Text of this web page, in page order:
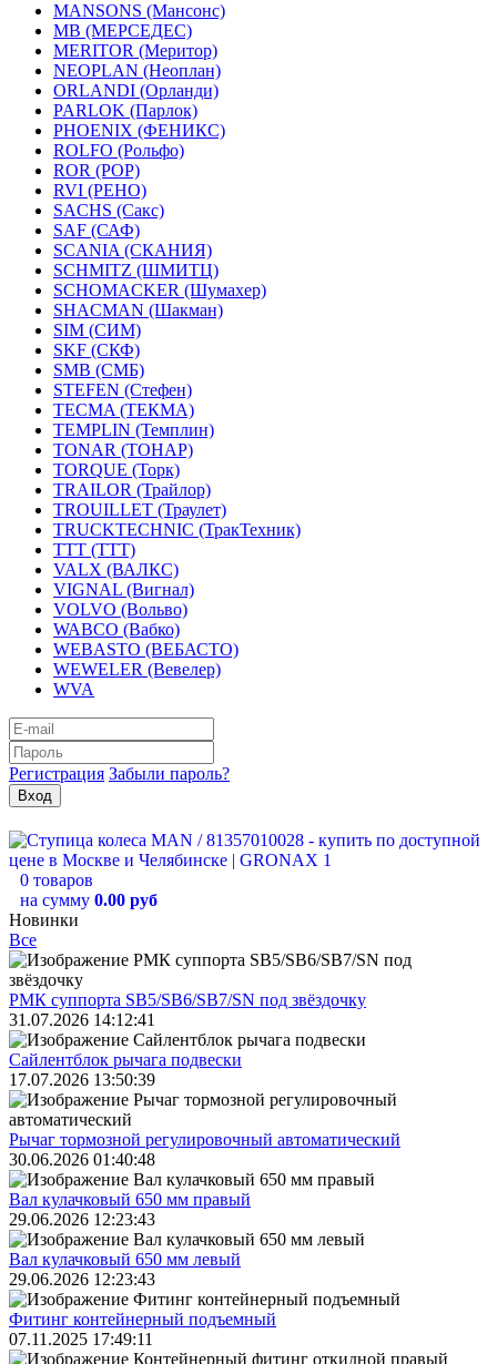
MANSONS (Мансонс)
MB (МЕРСЕДЕС)
MERITOR (Меритор)
NEOPLAN (Неоплан)
ORLANDI (Орланди)
PARLOK (Парлок)
PHOENIX (ФЕНИКС)
ROLFO (Рольфо)
ROR (РОР)
RVI (РЕНО)
SACHS (Сакс)
SAF (САФ)
SCANIA (СКАНИЯ)
SCHMITZ (ШМИТЦ)
SCHOMACKER (Шумахер)
SHACMAN (Шакман)
SIM (СИМ)
SKF (СКФ)
SMB (СМБ)
STEFEN (Стефен)
TECMA (ТЕКМА)
TEMPLIN (Темплин)
TONAR (ТОНАР)
TORQUE (Торк)
TRAILOR (Трайлор)
TROUILLET (Траулет)
TRUCKTECHNIC (ТракТехник)
TTT (ТТТ)
VALX (ВАЛКС)
VIGNAL (Вигнал)
VOLVO (Вольво)
WABCO (Вабко)
WEBASTO (ВЕБАСТО)
WEWELER (Вевелер)
WVA
Регистрация Забыли пароль?
0 товаров
на сумму 0.00 руб
Новинки
Все
РМК суппорта SB5/SB6/SB7/SN под звёздочку
31.07.2026 14:12:41
Сайлентблок рычага подвески
17.07.2026 13:50:39
Рычаг тормозной регулировочный автоматический
30.06.2026 01:40:48
Вал кулачковый 650 мм правый
29.06.2026 12:23:43
Вал кулачковый 650 мм левый
29.06.2026 12:23:43
Фитинг контейнерный подъемный
07.11.2025 17:49:11